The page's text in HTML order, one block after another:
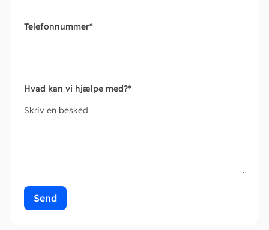
Telefonnummer*
Hvad kan vi hjælpe med?*
Skriv en besked
Send